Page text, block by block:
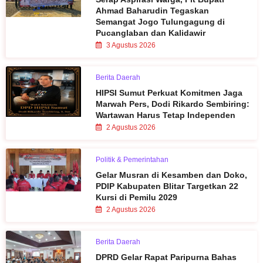
Ahmad Baharudin Tegaskan
Semangat Jogo Tulungagung di
Pucanglaban dan Kalidawir
3 Agustus 2026
Berita Daerah
HIPSI Sumut Perkuat Komitmen Jaga
Marwah Pers, Dodi Rikardo Sembiring:
Wartawan Harus Tetap Independen
2 Agustus 2026
Politik & Pemerintahan
Gelar Musran di Kesamben dan Doko,
PDIP Kabupaten Blitar Targetkan 22
Kursi di Pemilu 2029
2 Agustus 2026
Berita Daerah
DPRD Gelar Rapat Paripurna Bahas